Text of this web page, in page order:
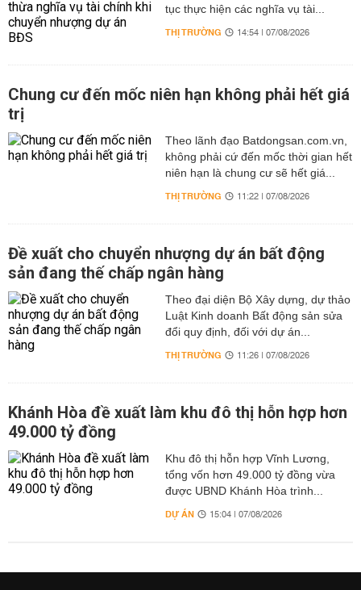
tục thực hiện các nghĩa vụ tài...
THỊ TRƯỜNG 14:54 | 07/08/2026
Chung cư đến mốc niên hạn không phải hết giá
trị
Theo lãnh đạo Batdongsan.com.vn,
không phải cứ đến mốc thời gian hết
niên hạn là chung cư sẽ hết giá...
THỊ TRƯỜNG 11:22 | 07/08/2026
Đề xuất cho chuyển nhượng dự án bất động
sản đang thế chấp ngân hàng
Theo đại diện Bộ Xây dựng, dự thảo
Luật Kinh doanh Bất động sản sửa
đổi quy định, đối với dự án...
THỊ TRƯỜNG 11:26 | 07/08/2026
Khánh Hòa đề xuất làm khu đô thị hỗn hợp hơn
49.000 tỷ đồng
Khu đô thị hỗn hợp Vĩnh Lương,
tổng vốn hơn 49.000 tỷ đồng vừa
được UBND Khánh Hòa trình...
DỰ ÁN 15:04 | 07/08/2026